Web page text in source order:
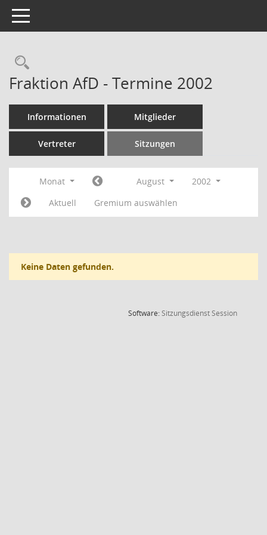
Toggle navigation
Rechercheauswahl
Fraktion AfD - Termine 2002
Informationen Mitglieder
Vertreter Sitzungen
Monat August
2002
Aktuell
Gremium auswählen
Keine Daten gefunden.
Software:SitzungsdienstSession(Wird in